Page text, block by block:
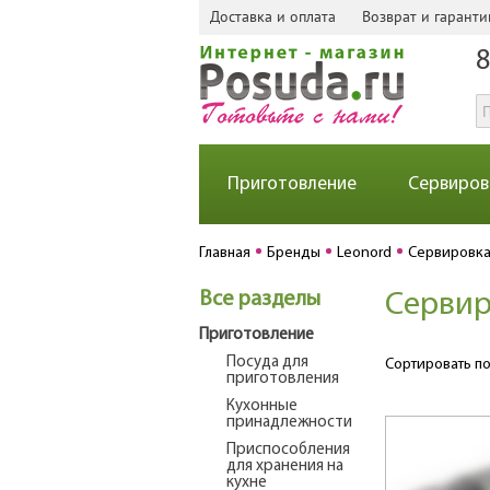
Доставка и оплата Возврат и
Приготовление
Главная Бренды Leonord Сервировка
Все разделы
Приготовление
Посуда для
приготовления
Кухонные
принадлежности
Приспособления
для хранения на
кухне
Сортировать